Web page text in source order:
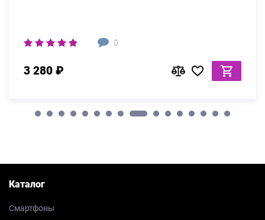
0
3 280 ₽
Каталог
Смартфоны